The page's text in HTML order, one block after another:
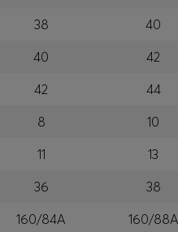
38 40
40 42
42 44
8 10
11 13
36 38
160/84A 160/88A